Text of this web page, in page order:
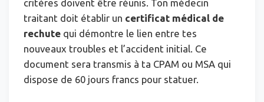
critères doivent être réunis. Ton médecin
traitant doit établir un certificat médical de
rechute qui démontre le lien entre tes
nouveaux troubles et l’accident initial. Ce
document sera transmis à ta CPAM ou MSA qui
dispose de 60 jours francs pour statuer.